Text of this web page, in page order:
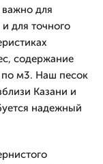
для
для точного
содержание
по м3. Наш песок
Казани и
надежный